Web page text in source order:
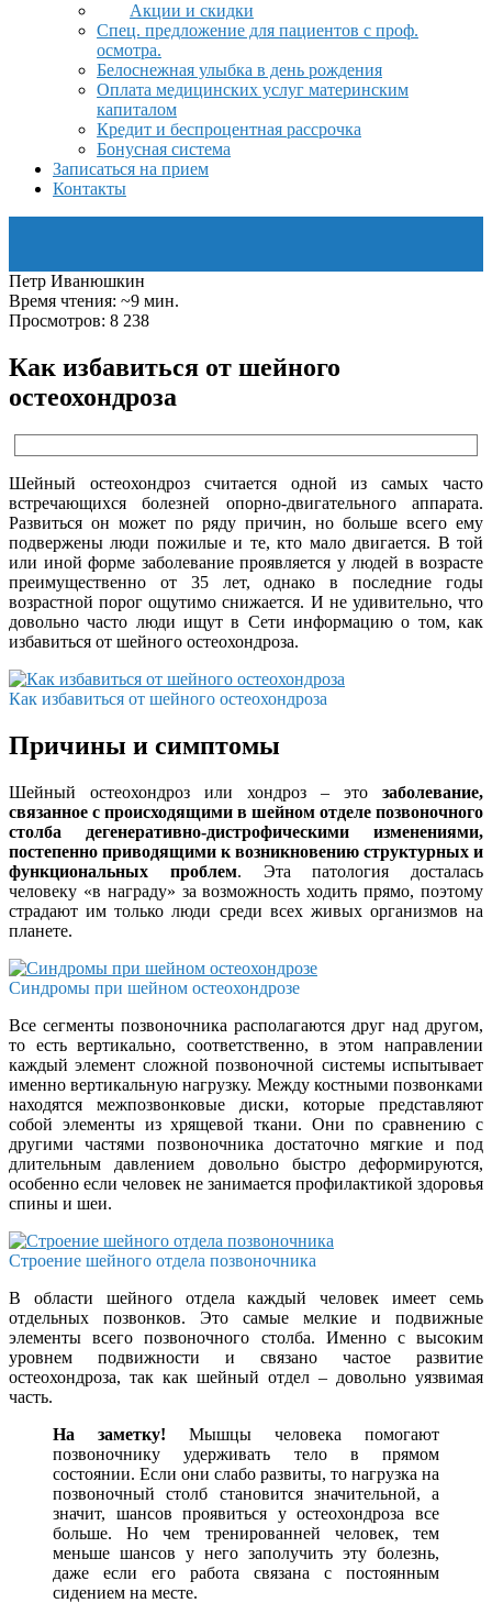
Акции и скидки
Спец. предложение для пациентов с проф.
осмотра.
Белоснежная улыбка в день рождения
Оплата медицинских услуг материнским
капиталом
Кредит и беспроцентная рассрочка
Бонусная система
Записаться на прием
Контакты
Петр Иванюшкин
Время чтения: ~9 мин.
Просмотров: 8 238
Как избавиться от шейного
остеохондроза
Шейный остеохондроз считается одной из самых часто
встречающихся болезней опорно-двигательного аппарата.
Развиться он может по ряду причин, но больше всего ему
подвержены люди пожилые и те, кто мало двигается. В той
или иной форме заболевание проявляется у людей в возрасте
преимущественно от 35 лет, однако в последние годы
возрастной порог ощутимо снижается. И не удивительно, что
довольно часто люди ищут в Сети информацию о том, как
избавиться от шейного остеохондроза.
Как избавиться от шейного остеохондроза
Причины и симптомы
Шейный остеохондроз или хондроз – это заболевание,
связанное с происходящими в шейном отделе позвоночного
столба дегенеративно-дистрофическими изменениями,
постепенно приводящими к возникновению структурных и
функциональных проблем. Эта патология досталась
человеку «в награду» за возможность ходить прямо, поэтому
страдают им только люди среди всех живых организмов на
планете.
Синдромы при шейном остеохондрозе
Все сегменты позвоночника располагаются друг над другом,
то есть вертикально, соответственно, в этом направлении
каждый элемент сложной позвоночной системы испытывает
именно вертикальную нагрузку. Между костными позвонками
находятся межпозвонковые диски, которые представляют
собой элементы из хрящевой ткани. Они по сравнению с
другими частями позвоночника достаточно мягкие и под
длительным давлением довольно быстро деформируются,
особенно если человек не занимается профилактикой здоровья
спины и шеи.
Строение шейного отдела позвоночника
В области шейного отдела каждый человек имеет семь
отдельных позвонков. Это самые мелкие и подвижные
элементы всего позвоночного столба. Именно с высоким
уровнем подвижности и связано частое развитие
остеохондроза, так как шейный отдел – довольно уязвимая
часть.
На заметку! Мышцы человека помогают
позвоночнику удерживать тело в прямом
состоянии. Если они слабо развиты, то нагрузка на
позвоночный столб становится значительной, а
значит, шансов проявиться у остеохондроза все
больше. Но чем тренированней человек, тем
меньше шансов у него заполучить эту болезнь,
даже если его работа связана с постоянным
сидением на месте.